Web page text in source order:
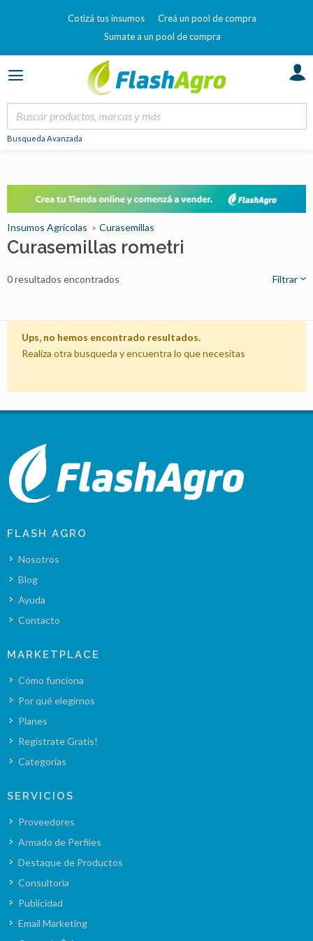
Cotizá tus insumos
Creá un pool de compra
Sumate a un pool de compra
Busqueda Avanzada
Ups, no hemos encontrado resultados.
Realiza otra busqueda y encuentra lo que necesitas
Insumos Agrícolas Curasemillas
Curasemillas rometri
0 resultados encontrados Filtrar
FLASH AGRO
Nosotros
Blog
Ayuda
Contacto
MARKETPLACE
Cómo funciona
Por qué elegirnos
Planes
Registrate Gratis!
Categorías
SERVICIOS
Proveedores
Armado de Perfiles
Destaque de Productos
Consultoría
Publicidad
Email Marketing